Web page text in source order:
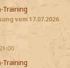
Training
vom 17.07.2026
Training